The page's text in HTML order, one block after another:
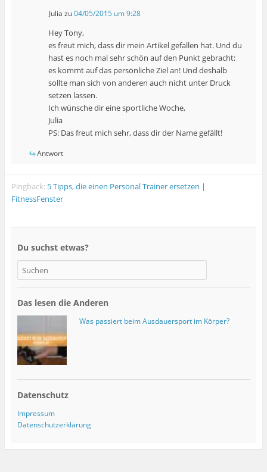
Julia zu04/05/2015 um 9:28
Hey Tony,
es freut mich, dass dir mein Artikel gefallen hat. Und du
hast es noch mal sehr schön auf den Punkt gebracht:
es kommt auf das persönliche Ziel an! Und deshalb
sollte man sich von anderen auch nicht unter Druck
setzen lassen.
Ich wünsche dir eine sportliche Woche,
Julia
PS: Das freut mich sehr, dass dir der Name gefällt!
Antwort
Pingback: 5 Tipps, die einen Personal Trainer ersetzen |
FitnessFenster
Du suchst etwas?
Das lesen die Anderen
Was passiert beim Ausdauersport im Körper?
Datenschutz
Impressum
Datenschutzerklärung